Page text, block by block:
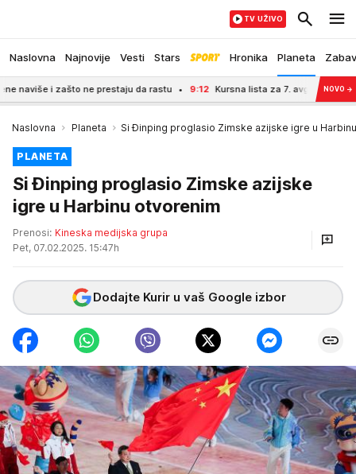
Naslovna Najnovije Vesti Stars Hronika Planeta
TV UŽIVO
i zašto ne prestaju da rastu 9:12 Kursna lista za 7. avgust 2026:NOVO →
Naslovna Planeta Si Đinping proglasio Zimske azijske igre u
PLANETA
Si Đinping proglasio Zimske azijske
igre u Harbinu otvorenim
Prenosi: Kineska medijska grupa
Pet, 07.02.2025. 15:47h
Dodajte Kurir u vaš Google izbor